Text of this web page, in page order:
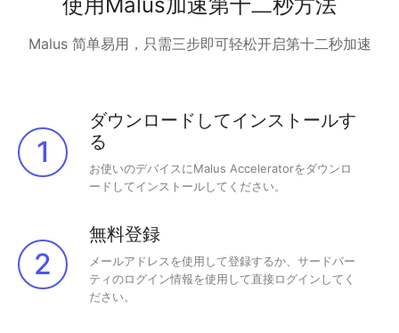
Malus 简单易用，只需三步即可轻松开启第十二秒加速
1
ダウンロードしてインストールす
る
お使いのデバイスにMalus Acceleratorをダウンロ
ードしてインストールしてください。
2
無料登録
メールアドレスを使用して登録するか、サードパー
ティのログイン情報を使用して直接ログインしてく
ださい。